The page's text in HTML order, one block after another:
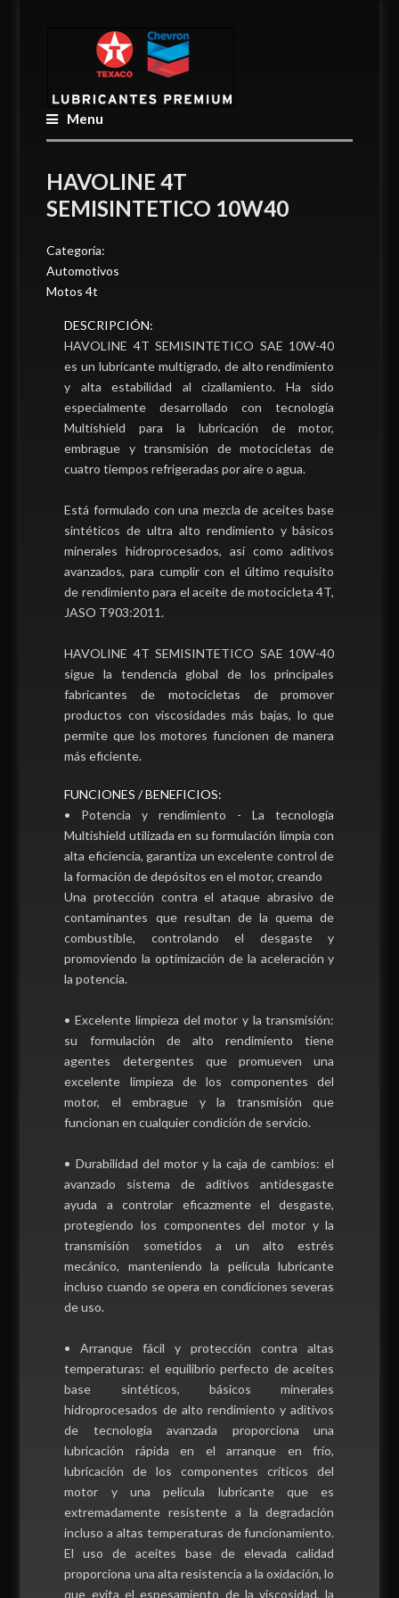
Menu
HAVOLINE 4T
SEMISINTETICO 10W40
Categoría:
Automotivos
Motos 4t
DESCRIPCIÓN:
HAVOLINE 4T SEMISINTETICO SAE 10W-40
es un lubricante multigrado, de alto rendimiento
y alta estabilidad al cizallamiento. Ha sido
especialmente desarrollado con tecnología
Multishield para la lubricación de motor,
embrague y transmisión de motocicletas de
cuatro tiempos refrigeradas por aire o agua.
Está formulado con una mezcla de aceites base
sintéticos de ultra alto rendimiento y básicos
minerales hidroprocesados, así como aditivos
avanzados, para cumplir con el último requisito
de rendimiento para el aceite de motocicleta 4T,
JASO T903:2011.
HAVOLINE 4T SEMISINTETICO SAE 10W-40
sigue la tendencia global de los principales
fabricantes de motocicletas de promover
productos con viscosidades más bajas, lo que
permite que los motores funcionen de manera
más eficiente.
FUNCIONES / BENEFICIOS:
• Potencia y rendimiento - La tecnología
Multishield utilizada en su formulación limpia con
alta eficiencia, garantiza un excelente control de
la formación de depósitos en el motor, creando
Una protección contra el ataque abrasivo de
contaminantes que resultan de la quema de
combustible, controlando el desgaste y
promoviendo la optimización de la aceleración y
la potencia.
• Excelente limpieza del motor y la transmisión:
su formulación de alto rendimiento tiene
agentes detergentes que promueven una
excelente limpieza de los componentes del
motor, el embrague y la transmisión que
funcionan en cualquier condición de servicio.
• Durabilidad del motor y la caja de cambios: el
avanzado sistema de aditivos antidesgaste
ayuda a controlar eficazmente el desgaste,
protegiendo los componentes del motor y la
transmisión sometidos a un alto estrés
mecánico, manteniendo la película lubricante
incluso cuando se opera en condiciones severas
de uso.
• Arranque fácil y protección contra altas
temperaturas: el equilibrio perfecto de aceites
base sintéticos, básicos minerales
hidroprocesados de alto rendimiento y aditivos
de tecnología avanzada proporciona una
lubricación rápida en el arranque en frío,
lubricación de los componentes críticos del
motor y una película lubricante que es
extremadamente resistente a la degradación
incluso a altas temperaturas de funcionamiento.
El uso de aceites base de elevada calidad
proporciona una alta resistencia a la oxidación, lo
que evita el espesamiento de la viscosidad, la